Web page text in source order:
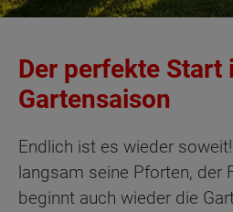
Der perfekte Start
Gartensaison
Endlich ist es wieder
langsam seine Pforten, der
beginnt auch wieder die